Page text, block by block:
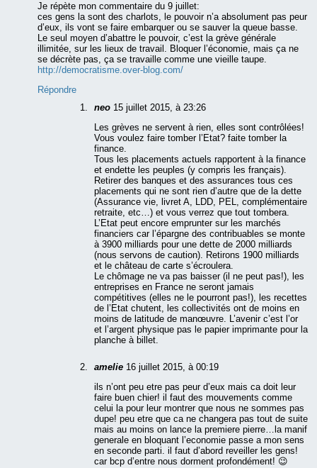
Je répète mon commentaire du 9 juillet:
ces gens la sont des charlots, le pouvoir n’a absolument pas peur
d’eux, ils vont se faire embarquer ou se sauver la queue basse.
Le seul moyen d’abattre le pouvoir, c’est la grève générale
illimitée, sur les lieux de travail. Bloquer l’économie, mais ça ne
se décrète pas, ça se travaille comme une vieille taupe.
http://democratisme.over-blog.com/
Répondre
neo 15 juillet 2015, à 23:26
Les grèves ne servent à rien, elles sont contrôlées!
Vous voulez faire tomber l’Etat? faite tomber la
finance.
Tous les placements actuels rapportent à la finance
et endette les peuples (y compris les français).
Retirer des banques et des assurances tous ces
placements qui ne sont rien d’autre que de la dette
(Assurance vie, livret A, LDD, PEL, complémentaire
retraite, etc…) et vous verrez que tout tombera.
L’Etat peut encore emprunter sur les marchés
financiers car l’épargne des contribuables se monte
à 3900 milliards pour une dette de 2000 milliards
(nous servons de caution). Retirons 1900 milliards
et le château de carte s’écroulera.
Le chômage ne va pas baisser (il ne peut pas!), les
entreprises en France ne seront jamais
compétitives (elles ne le pourront pas!), les recettes
de l’Etat chutent, les collectivités ont de moins en
moins de latitude de manœuvre. L’avenir c’est l’or
et l’argent physique pas le papier imprimante pour la
planche à billet.
amelie 16 juillet 2015, à 00:19
ils n’ont peu etre pas peur d’eux mais ca doit leur
faire buen chier! il faut des mouvements comme
celui la pour leur montrer que nous ne sommes pas
dupe! peu etre que ca ne changera pas tout de suite
mais au moins on lance la premiere pierre…la manif
generale en bloquant l’economie passe a mon sens
en seconde parti. il faut d’abord reveiller les gens!
car bcp d’entre nous dorment profondément! 😉